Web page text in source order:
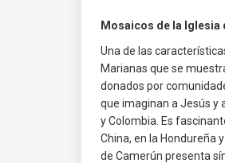
Mosaicos de la Iglesia
Una de las
Marianas que se
donados por
que imaginan a Jesús y
y Colombia. Es
China, en la Hondureña
de Camerún presenta